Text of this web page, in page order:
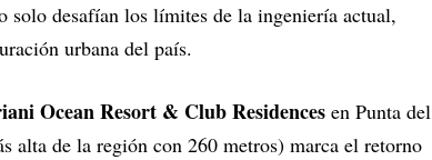
solo desafían los límites de la ingeniería actual,
urbana del país.
Ocean Resort & Club Residences en Punta del
alta de la región con 260 metros) marca el retorno